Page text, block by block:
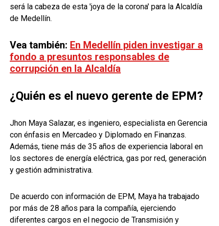
será la cabeza de esta 'joya de la corona' para la Alcaldía
de Medellín.
Vea también: En Medellín piden investigar a
fondo a presuntos responsables de
corrupción en la Alcaldía
¿Quién es el nuevo gerente de EPM?
Jhon Maya Salazar, es ingeniero, especialista en Gerencia
con énfasis en Mercadeo y Diplomado en Finanzas.
Además, tiene más de 35 años de experiencia laboral en
los sectores de energía eléctrica, gas por red, generación
y gestión administrativa.
De acuerdo con información de EPM, Maya ha trabajado
por más de 28 años para la compañía, ejerciendo
diferentes cargos en el negocio de Transmisión y